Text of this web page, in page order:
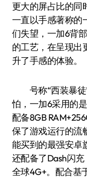
更大的屏占比的同
一直以手感著称的
们失望，一加6背
的工艺，在呈现出
升了手感的体验。
号称“西装暴徒”
怕，一加6采用的
配备8GB
保了游戏运行的流
能买到的最强安卓
还配备了Dash闪
全球4G+。配合基